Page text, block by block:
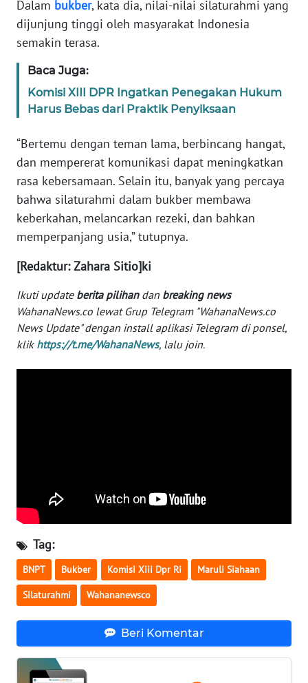
Dalam bukber, kata dia, nilai-nilai silaturahmi yang
dijunjung tinggi oleh masyarakat Indonesia
semakin terasa.
Baca Juga:
Komisi XIII DPR Ingatkan Penegakan Hukum
Harus Bebas dari Praktik Penyiksaan
“Bertemu dengan teman lama, berbincang hangat,
dan mempererat komunikasi dapat meningkatkan
rasa kebersamaan. Selain itu, banyak yang percaya
bahwa silaturahmi dalam bukber membawa
keberkahan, melancarkan rezeki, dan bahkan
memperpanjang usia,” tutupnya.
[Redaktur: Zahara Sitio]ki
Ikuti update berita pilihandan breaking news
WahanaNews.co lewat Grup Telegram "WahanaNews.co
News Update" dengan install aplikasi Telegram di ponsel,
klik https://t.me/WahanaNews, lalu join.
Tag:
BNPT Bukber Komisi Xiii Dpr Ri Maruli Siahaan
Silaturahmi Wahananewsco
Beri Komentar
WN
JABAR
WN
BANTEN
NTT
WN
KEPRI
PAPUA
PAPUA
BARAT
WN
WN
SULTRA
WN
NTB
WN
SULBAR